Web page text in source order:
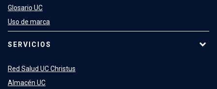
Glosario UC
Uso de marca
SERVICIOS
Red Salud UC Christus
Almacén UC